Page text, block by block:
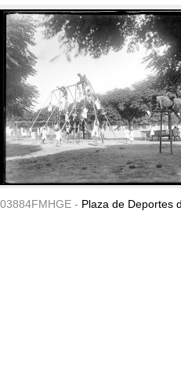
03884FMHGE - Plaza de Deportes